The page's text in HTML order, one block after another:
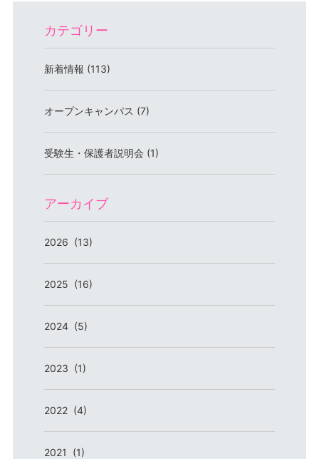
カテゴリー
新着情報 (113)
オープンキャンパス (7)
受験生・保護者説明会 (1)
アーカイブ
2026 (13)
2025 (16)
2024 (5)
2023 (1)
2022 (4)
2021 (1)